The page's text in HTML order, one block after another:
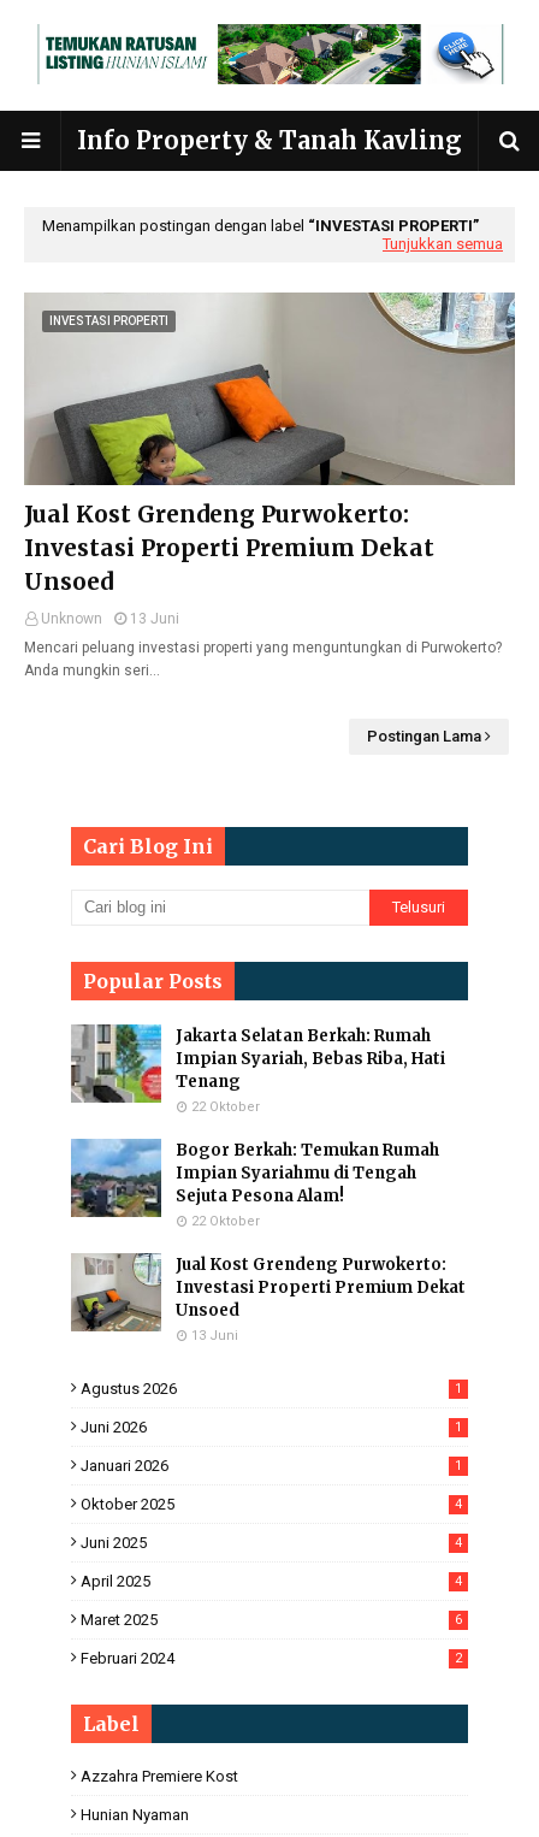
Info Property & Tanah Kavling
Menampilkan postingan dengan label
INVESTASI PROPERTI
Tunjukkan semua
INVESTASI PROPERTI
Jual Kost Grendeng Purwokerto:
Investasi Properti Premium Dekat
Unsoed
Unknown
13 Juni
Mencari peluang investasi properti yang menguntungkan di Purwokerto?
Anda mungkin seri…
Postingan Lama
Cari Blog Ini
Popular Posts
Jakarta Selatan Berkah: Rumah
Impian Syariah, Bebas Riba, Hati
Tenang
22 Oktober
Bogor Berkah: Temukan Rumah
Impian Syariahmu di Tengah
Sejuta Pesona Alam!
22 Oktober
Jual Kost Grendeng Purwokerto:
Investasi Properti Premium Dekat
Unsoed
13 Juni
Agustus 2026 1
Juni 2026 1
Januari 2026 1
Oktober 2025 4
Juni 2025 4
April 2025 4
Maret 2025 6
Februari 2024 2
Label
Azzahra Premiere Kost
Hunian Nyaman